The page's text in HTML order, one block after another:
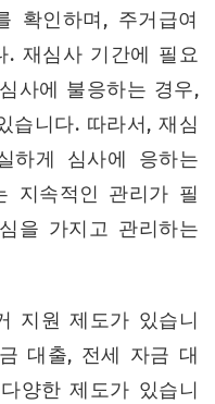
확인하며, 주거급여
. 재심사 기간에 필요
사에 불응하는 경우,
습니다. 따라서, 재심
하게 심사에 응하는
지속적인 관리가 필
을 가지고 관리하는
지원 제도가 있습니
대출, 전세 자금 대
양한 제도가 있습니